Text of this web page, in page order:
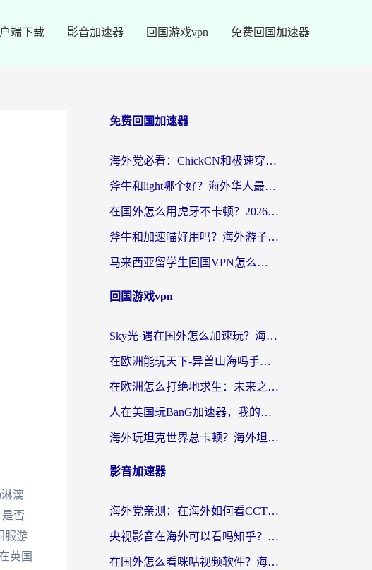
端下载 影音加速器 回国游戏vpn 免费回国加速器
漓
否
服游
英国
免费回国加速器
海外党必看：ChickCN和极速穿梭VPN好用吗？3招教你选对回国加速器无缝刷国内资源
斧牛和light哪个好？海外华人最关心的回国加速器选择难题，一篇讲透
在国外怎么用虎牙不卡顿？2026海外华人亲测有效的回国加速器选择指南
斧牛和加速喵好用吗？海外游子的真实选择困境
马来西亚留学生回国VPN怎么选？3个避坑点+1款实测好用的加速器推荐
回国游戏vpn
Sky光·遇在国外怎么加速玩？海外党亲测有效的国服游戏加速指南
在欧洲能玩天下-异兽山海吗手游？海外玩家的加速器生存指南
在欧洲怎么打绝地求生：未来之役不卡？留学生亲测的加速器避坑指南
人在美国玩BanG加速器，我的延迟终于绿了
海外玩坦克世界总卡顿？海外坦克世界加速器有哪些？实测好用的选择在这里
影音加速器
海外党亲测：在海外如何看CCTV？告别“仅限大陆播放”的实用指南
央视影音在海外可以看吗知乎？留学生亲测：3步解决地域限制+追剧自由
在国外怎么看咪咕视频软件？海外党亲测有效的回国加速方案